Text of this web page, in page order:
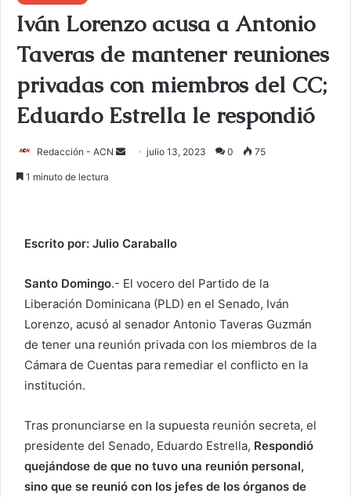
Iván Lorenzo acusa a Antonio
Taveras de mantener reuniones
privadas con miembros del CC;
Eduardo Estrella le respondió
Redacción - ACN
r
n
c
o
r
e
c
t
julio 13, 2023 0 75
1 minuto de lectura
Escrito por: Julio Caraballo
Santo Domingo.- El vocero del Partido de la
Liberación Dominicana (PLD) en el Senado, Iván
Lorenzo, acusó al senador Antonio Taveras Guzmán
de tener una reunión privada con los miembros de la
Cámara de Cuentas para remediar el conflicto en la
institución.
Tras pronunciarse en la supuesta reunión secreta, el
presidente del Senado, Eduardo Estrella, Respondió
quejándose de que no tuvo una reunión personal,
sino que se reunió con los jefes de los órganos de